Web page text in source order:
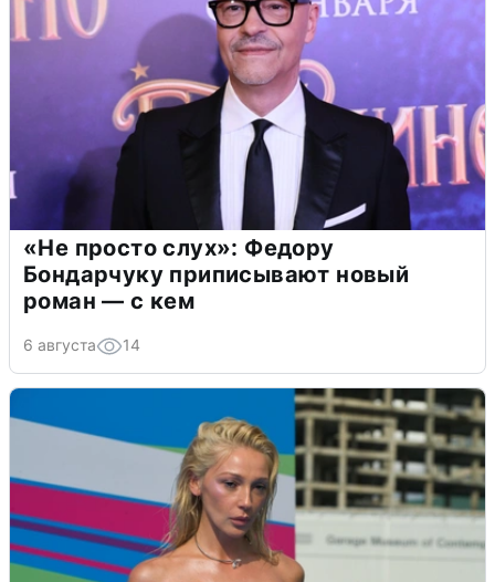
«Не просто слух»: Федору
Бондарчуку приписывают новый
роман — с кем
6 августа 14